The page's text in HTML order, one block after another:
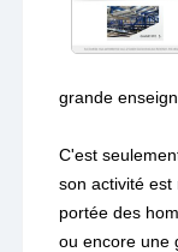
grande
C'est
son activité
portée des
ou encore une